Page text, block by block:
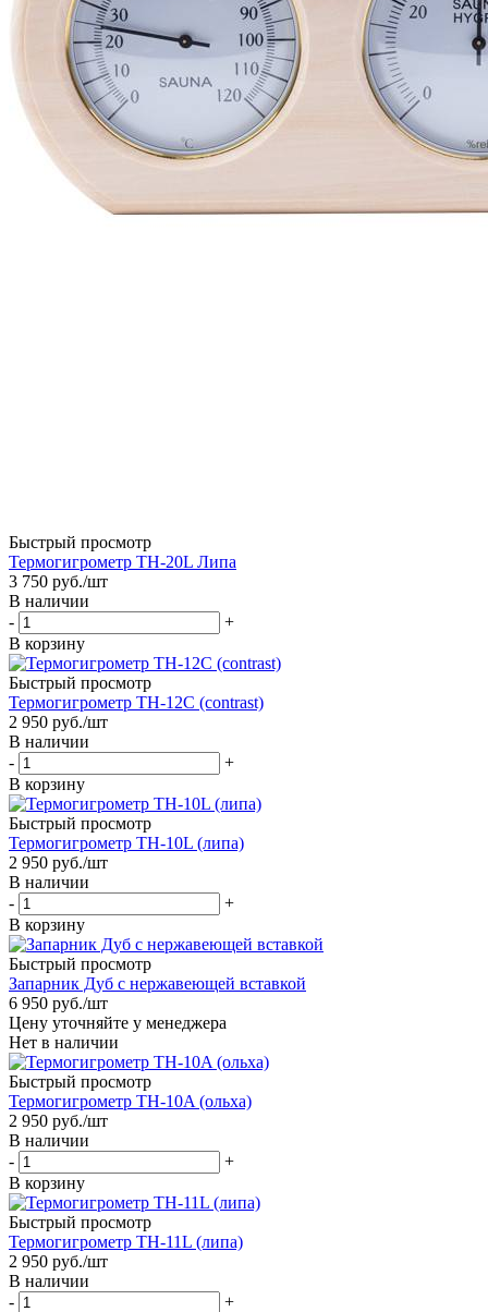
Быстрый просмотр
Термогигрометр TH-20L Липа
3 750 руб./шт
В наличии
-
+
В корзину
Быстрый просмотр
Термогигрометр TH-12C (contrast)
2 950 руб./шт
В наличии
-
+
В корзину
Быстрый просмотр
Термогигрометр TH-10L (липа)
2 950 руб./шт
В наличии
-
+
В корзину
Быстрый просмотр
Запарник Дуб с нержавеющей вставкой
6 950 руб./шт
Цену уточняйте у менеджера
Нет в наличии
Быстрый просмотр
Термогигрометр TH-10A (ольха)
2 950 руб./шт
В наличии
-
+
В корзину
Быстрый просмотр
Термогигрометр TH-11L (липа)
2 950 руб./шт
В наличии
-
+